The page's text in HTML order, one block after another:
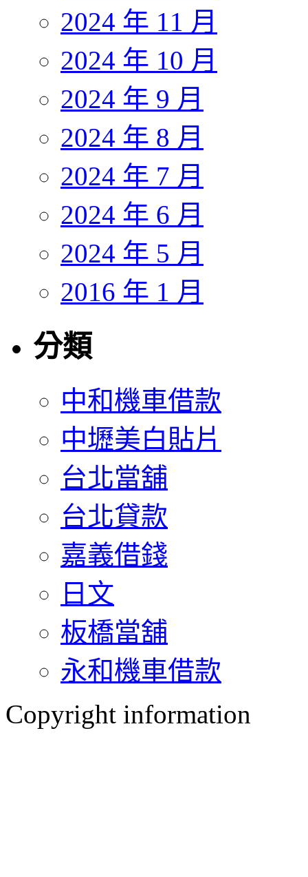
2024 年 11 月
2024 年 10 月
2024 年 9 月
2024 年 8 月
2024 年 7 月
2024 年 6 月
2024 年 5 月
2016 年 1 月
分類
中和機車借款
中壢美白貼片
台北當舖
台北貸款
嘉義借錢
日文
板橋當舖
永和機車借款
Copyright information